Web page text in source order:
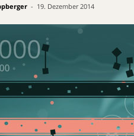
- 19. Dezember 2014